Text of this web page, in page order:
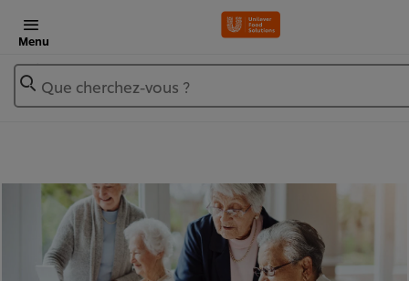
Menu
Que cherchez-vous ?